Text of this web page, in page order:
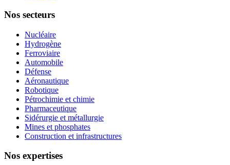
Nos secteurs
Nucléaire
Hydrogène
Ferroviaire
Automobile
Défense
Aéronautique
Robotique
Pétrochimie et chimie
Pharmaceutique
Sidérurgie et métallurgie
Mines et phosphates
Construction et infrastructures
Nos expertises